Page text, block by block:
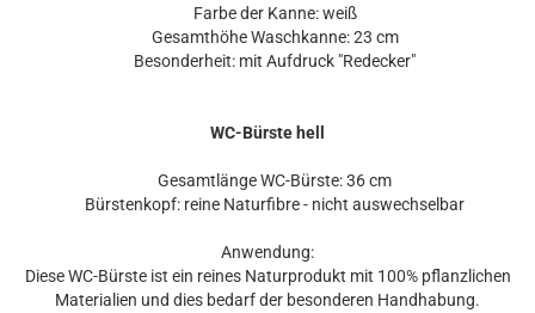
Farbe der Kanne: weiß
Gesamthöhe Waschkanne: 23 cm
Besonderheit: mit Aufdruck "Redecker"
WC-Bürste hell
Gesamtlänge WC-Bürste: 36 cm
Bürstenkopf: reine Naturfibre - nicht auswechselbar
Anwendung:
Diese WC-Bürste ist ein reines Naturprodukt mit 100% pflanzlichen
Materialien und dies bedarf der besonderen Handhabung.